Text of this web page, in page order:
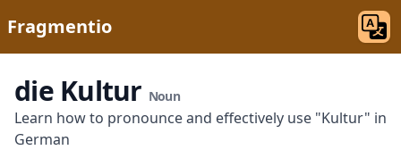
Fragmentio
die Kultur Noun
Learn how to pronounce and effectively use "Kultur" in
German